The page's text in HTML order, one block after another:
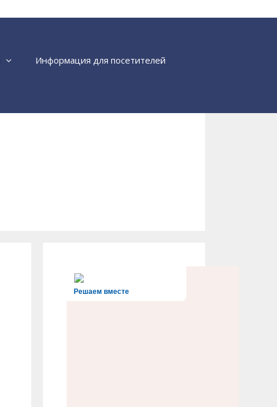
Информация для посетителей
Найти
Решаем вместе